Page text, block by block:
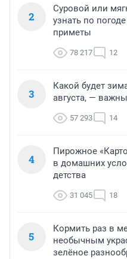
2
Суровой или
узнать по
приметы
78 217 12
3
Какой будет
августа, —
57 293 14
4
Пирожное
в домашних
детства
31 045 18
5
Кормить раз в
необычным
зелёное